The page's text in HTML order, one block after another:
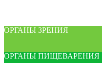
ОРГАНЫ ЗРЕНИЯ
ОРГАНЫ ПИЩЕВАРЕНИЯ